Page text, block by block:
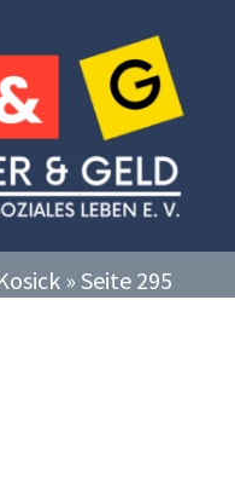
» Seite 295